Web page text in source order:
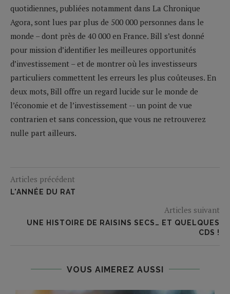
quotidiennes, publiées notamment dans La Chronique
Agora, sont lues par plus de 500 000 personnes dans le
monde – dont près de 40 000 en France. Bill s’est donné
pour mission d’identifier les meilleures opportunités
d’investissement – et de montrer où les investisseurs
particuliers commettent les erreurs les plus coûteuses. En
deux mots, Bill offre un regard lucide sur le monde de
l’économie et de l’investissement -- un point de vue
contrarien et sans concession, que vous ne retrouverez
nulle part ailleurs.
Articles précédent
L'ANNÉE DU RAT
Articles suivant
UNE HISTOIRE DE RAISINS SECS… ET QUELQUES
CDS !
VOUS AIMEREZ AUSSI